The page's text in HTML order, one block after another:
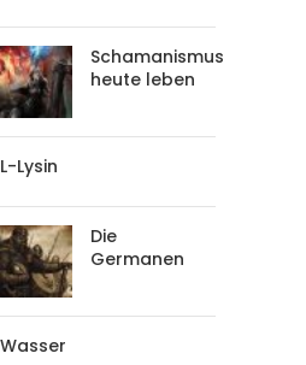
Schamanismus
heute leben
L-Lysin
Die
Germanen
Wasser